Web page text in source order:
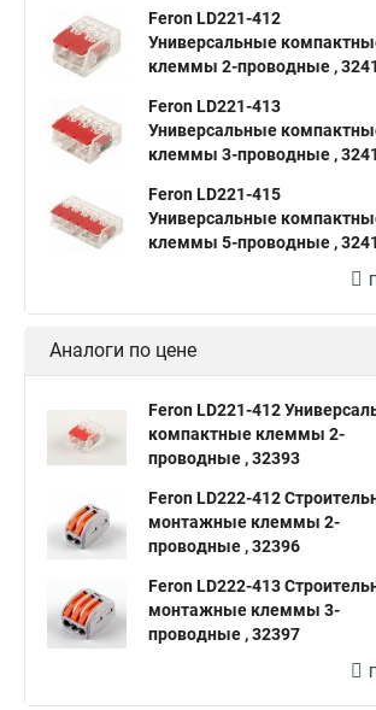
Feron LD221-412
Универсальные
клеммы 2-проводные ,
Feron LD221-413
Универсальные
клеммы 3-проводные ,
Feron LD221-415
Универсальные
клеммы 5-проводные ,
Аналоги по цене
Feron LD221-412
компактные клеммы 2-
проводные , 32393
Feron LD222-412
монтажные клеммы 2-
проводные , 32396
Feron LD222-413
монтажные клеммы 3-
проводные , 32397